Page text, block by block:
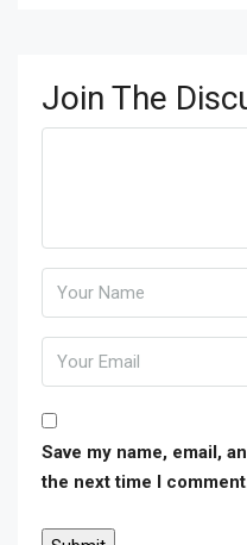
Join The
Save my name, email,
the next time I